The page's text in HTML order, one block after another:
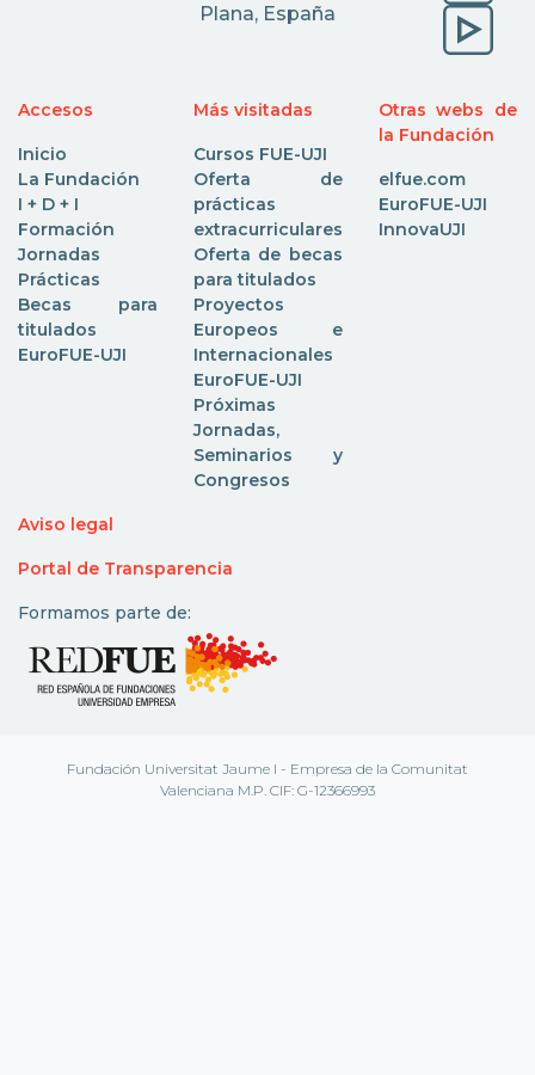
Plana, España
Accesos
Inicio
La Fundación
I + D + I
Formación
Jornadas
Prácticas
Becas para
titulados
EuroFUE-UJI
Más visitadas
Cursos FUE-UJI
Oferta de
prácticas
extracurriculares
Oferta de becas
para titulados
Proyectos
Europeos e
Internacionales
EuroFUE-UJI
Próximas
Jornadas,
Seminarios y
Congresos
Otras webs de
la Fundación
elfue.com
EuroFUE-UJI
InnovaUJI
Aviso legal
Portal de Transparencia
Formamos parte de:
Fundación Universitat Jaume I - Empresa de la Comunitat
Valenciana M.P. CIF: G-12366993